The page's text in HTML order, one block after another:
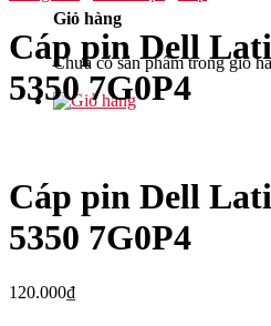
Giỏ hàng
Chưa có sản phẩm trong giỏ
Cáp pin Dell
5350 7G0P4
Cáp pin Dell
5350 7G0P4
120.000₫